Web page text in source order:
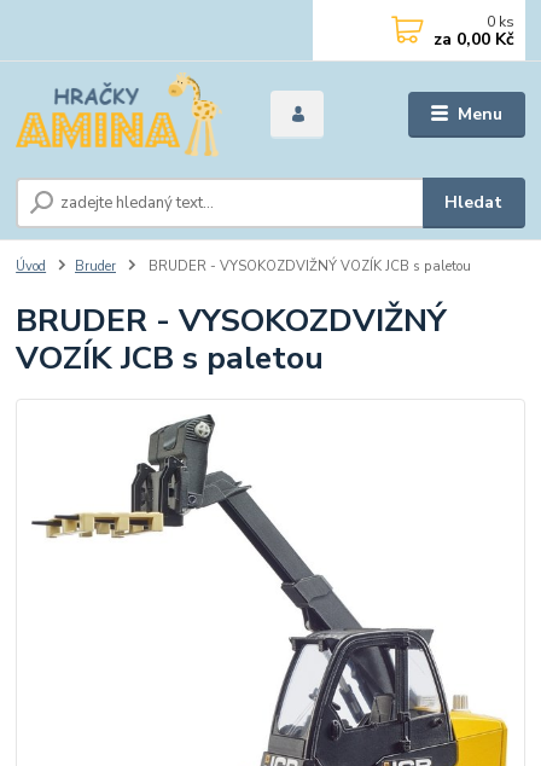
Menu
Hledat
0 ks
za 0,00 Kč
Úvod Bruder BRUDER - VYSOKOZDVIŽNÝ VOZÍK JCB s paletou
BRUDER - VYSOKOZDVIŽNÝ
VOZÍK JCB s paletou